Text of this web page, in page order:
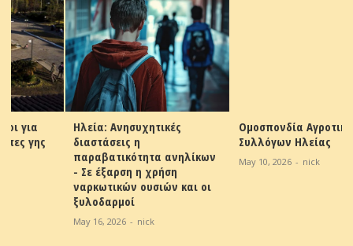
Ηλεία: Ανησυχητικές
διαστάσεις η
παραβατικότητα ανηλίκων
- Σε έξαρση η χρήση
ναρκωτικών ουσιών και οι
ξυλοδαρμοί
- nick
Ομοσπονδία Αγροτικών
Συλλόγων Ηλείας
May 10, 2026 - nick